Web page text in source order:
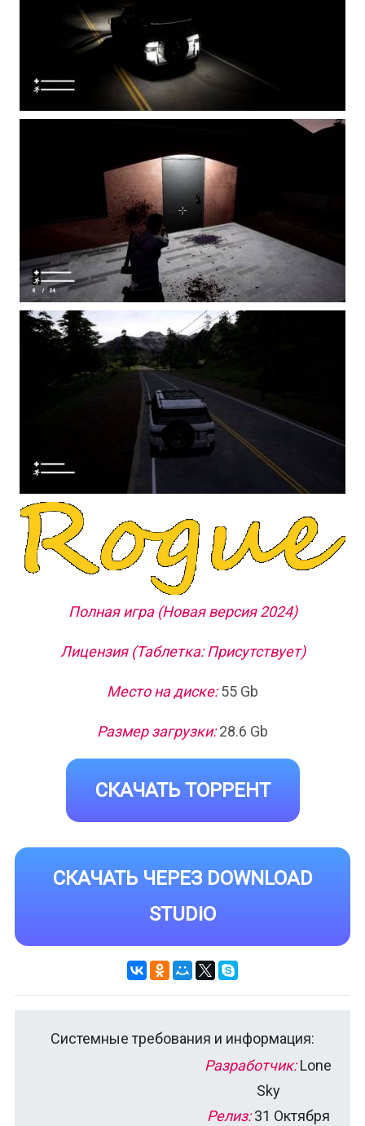
Полная игра (Новая версия 2024)
Лицензия (Таблетка: Присутствует)
Место на диске:55 Gb
Размер загрузки:28.6 Gb
СКАЧАТЬ ТОРРЕНТ
СКАЧАТЬ ЧЕРЕЗ DOWNLOAD
STUDIO
Системные требования и информация:
Разработчик:Lone
Sky
Релиз:31 Октября